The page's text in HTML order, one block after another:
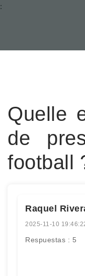
:
Quelle
de
football
Raquel
2025-11-10
Respuestas : 5